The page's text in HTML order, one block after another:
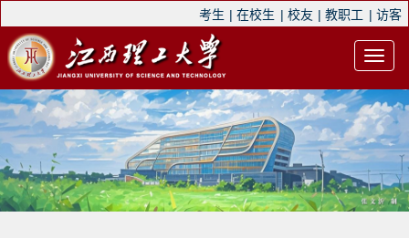
考生 | 在校生 | 校友 | 教职工 | 访客